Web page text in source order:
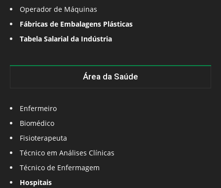
Operador de Máquinas
Fábricas de Embalagens Plásticas
Tabela Salarial da Indústria
Área da Saúde
Enfermeiro
Biomédico
Fisioterapeuta
Técnico em Análises Clínicas
Técnico de Enfermagem
Hospitais